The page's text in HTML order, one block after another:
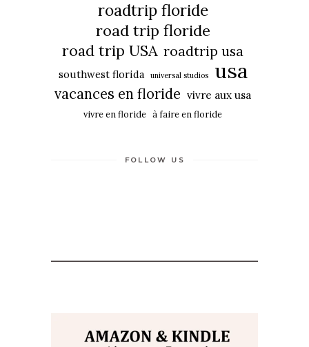
roadtrip floride
road trip floride
road trip USA roadtrip usa
southwest florida universal studios usa
vacances en floride vivre aux usa
vivre en floride à faire en floride
FOLLOW US